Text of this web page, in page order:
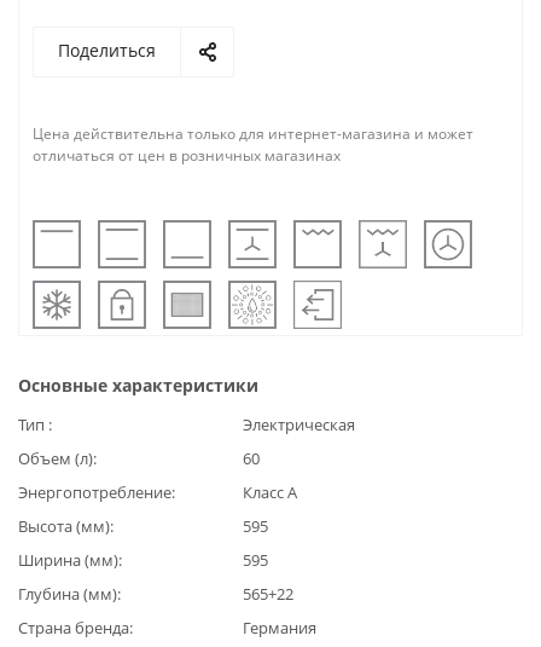
Поделиться
Цена действительна только для интернет-магазина и может
отличаться от цен в розничных магазинах
Основные характеристики
Тип
Электрическая
Объем (л)
60
Энергопотребление
Класс А
Высота (мм)
595
Ширина (мм)
595
Глубина (мм)
565+22
Страна бренда
Германия